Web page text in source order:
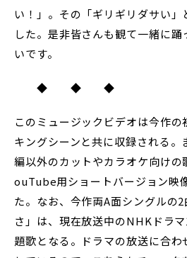
い！」。その「ギリギリダサい」
した。是非皆さんも観て一緒に
いです。
◆ ◆ ◆
このミュージックビデオは今作の
キングシーンと共に収録される
編以外のカットやカラオケ向けの
ouTube用ショートバージョン映
た。なお、今作両A面シングルの
さ」は、現在放送中のNHKドラ
題歌となる。ドラマの放送に合わ